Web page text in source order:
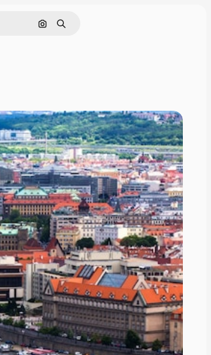
Tìm kiếm bằng hình ảnh
Tìm kiếm